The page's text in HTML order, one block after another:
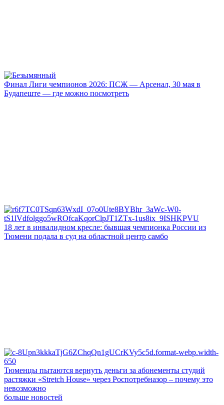
Финал Лиги чемпионов 2026: ПСЖ — Арсенал, 30 мая в
Будапеште — где можно посмотреть
18 лет в инвалидном кресле: бывшая чемпионка России из
Тюмени подала в суд на областной центр самбо
Тюменцы пытаются вернуть деньги за абонементы студий
растяжки «Stretch House» через Роспотребназор – почему это
невозможно
больше новостей